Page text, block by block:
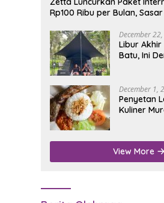
Rp100 Ribu per Bulan,
December
Libur
Batu, Ini
December 1,
Penyetan
Kuliner
Nganjuk
View More